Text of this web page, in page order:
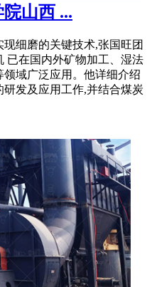
山西 ...
细磨的关键技术,张国旺团
已在国内外矿物加工、湿法
域广泛应用。他详细介绍
发及应用工作,并结合煤炭